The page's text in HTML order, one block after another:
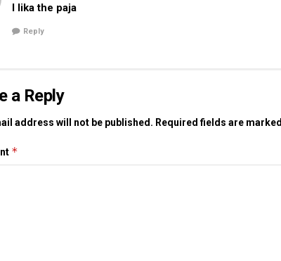
I lika the paja
Reply
a Reply
address will not be published. Required fields are marked
*